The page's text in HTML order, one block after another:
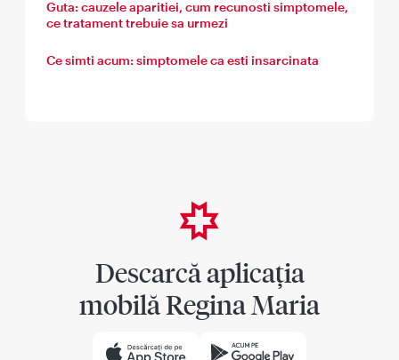
Guta: cauzele aparitiei, cum recunosti simptomele,
ce tratament trebuie sa urmezi
Ce simti acum: simptomele ca esti insarcinata
Descarcă aplicația
mobilă Regina Maria